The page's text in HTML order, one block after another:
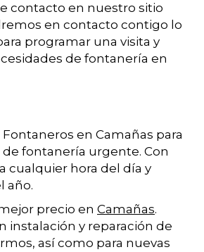
contacto en nuestro sitio
en contacto contigo lo
programar una visita y
de fontanería en
en Camañas para
fontanería urgente. Con
cualquier hora del día y
año.
precio en Camañas.
instalación y reparación de
así como para nuevas